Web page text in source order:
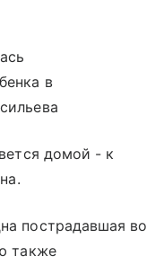
в
домой - к
пострадавшая во
также